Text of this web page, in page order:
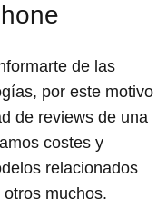
de las
por este motivo
de reviews de una
costes y
relacionados
muchos.